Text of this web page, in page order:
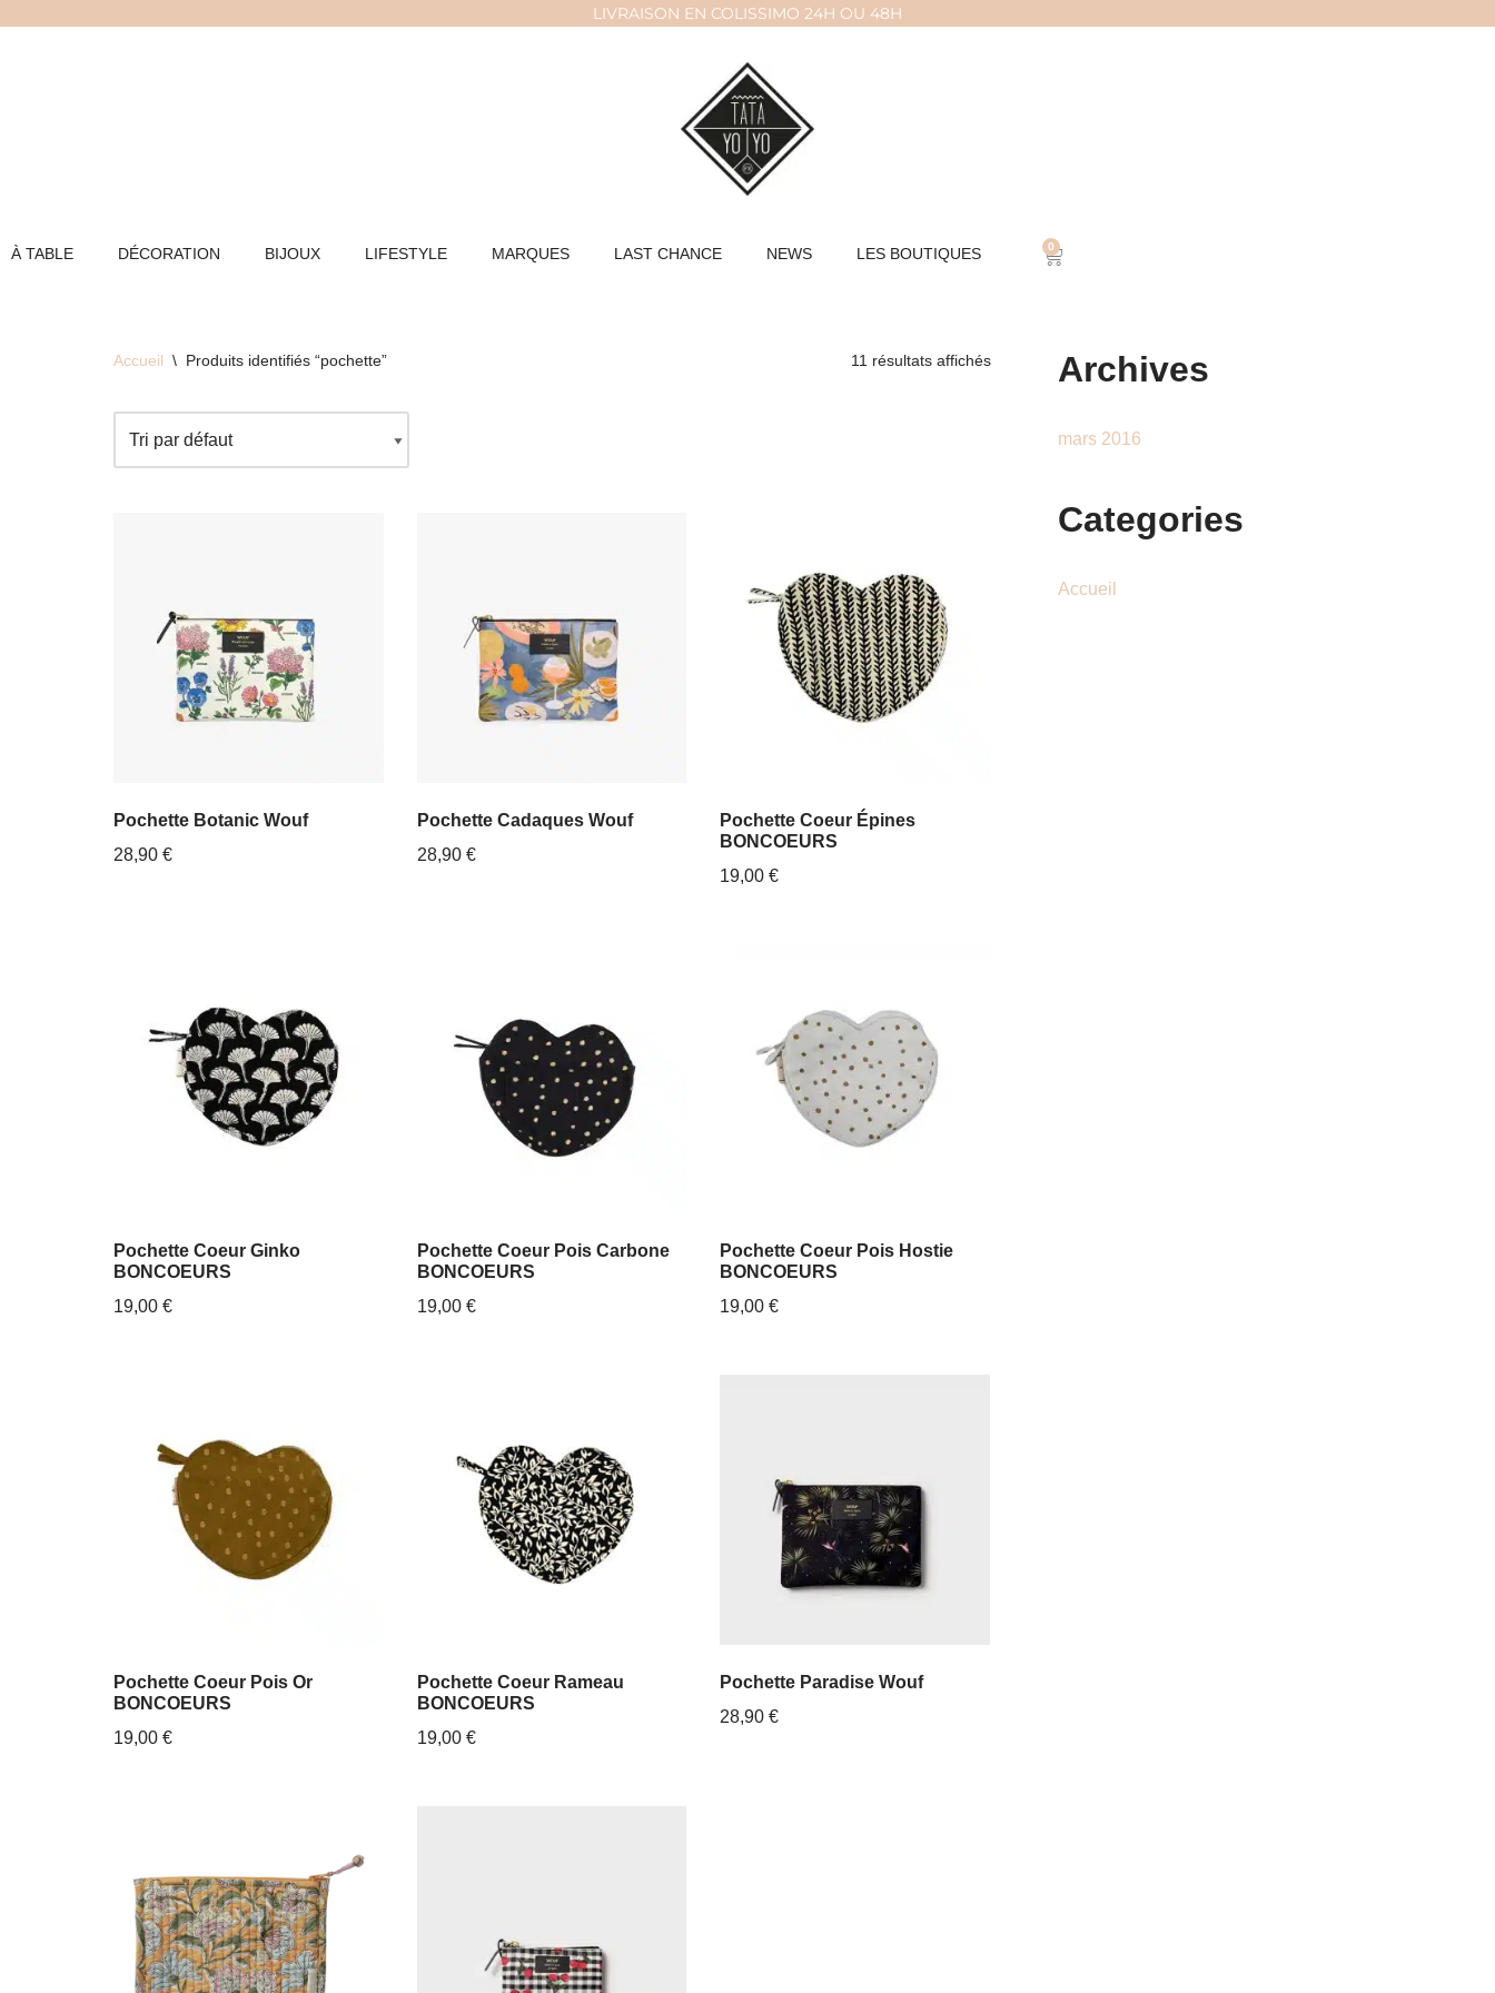
LIVRAISON EN COLISSIMO 24H OU 48H
À TABLE DÉCORATION BIJOUX LIFESTYLE MARQUES LAST CHANCE NEWS LES BOUTIQUES 0
Accueil \ Produits identifiés “pochette” 11 résultats affichés
Pochette Botanic Wouf
28,90 €
Pochette Cadaques Wouf
28,90 €
Pochette Coeur Épines
BONCOEURS
19,00€
Pochette Coeur Ginko
BONCOEURS
19,00 €
Pochette Coeur Pois Carbone
BONCOEURS
19,00 €
Pochette Coeur Pois Hostie
BONCOEURS
19,00€
Pochette Coeur Pois Or
BONCOEURS
19,00 €
Pochette Coeur Rameau
BONCOEURS
19,00 €
Pochette Paradise Wouf
28,90€
Archives
mars 2016
Categories
Accueil